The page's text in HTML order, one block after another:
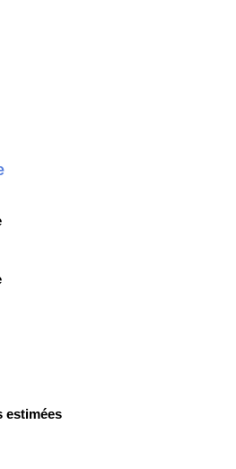
estimées